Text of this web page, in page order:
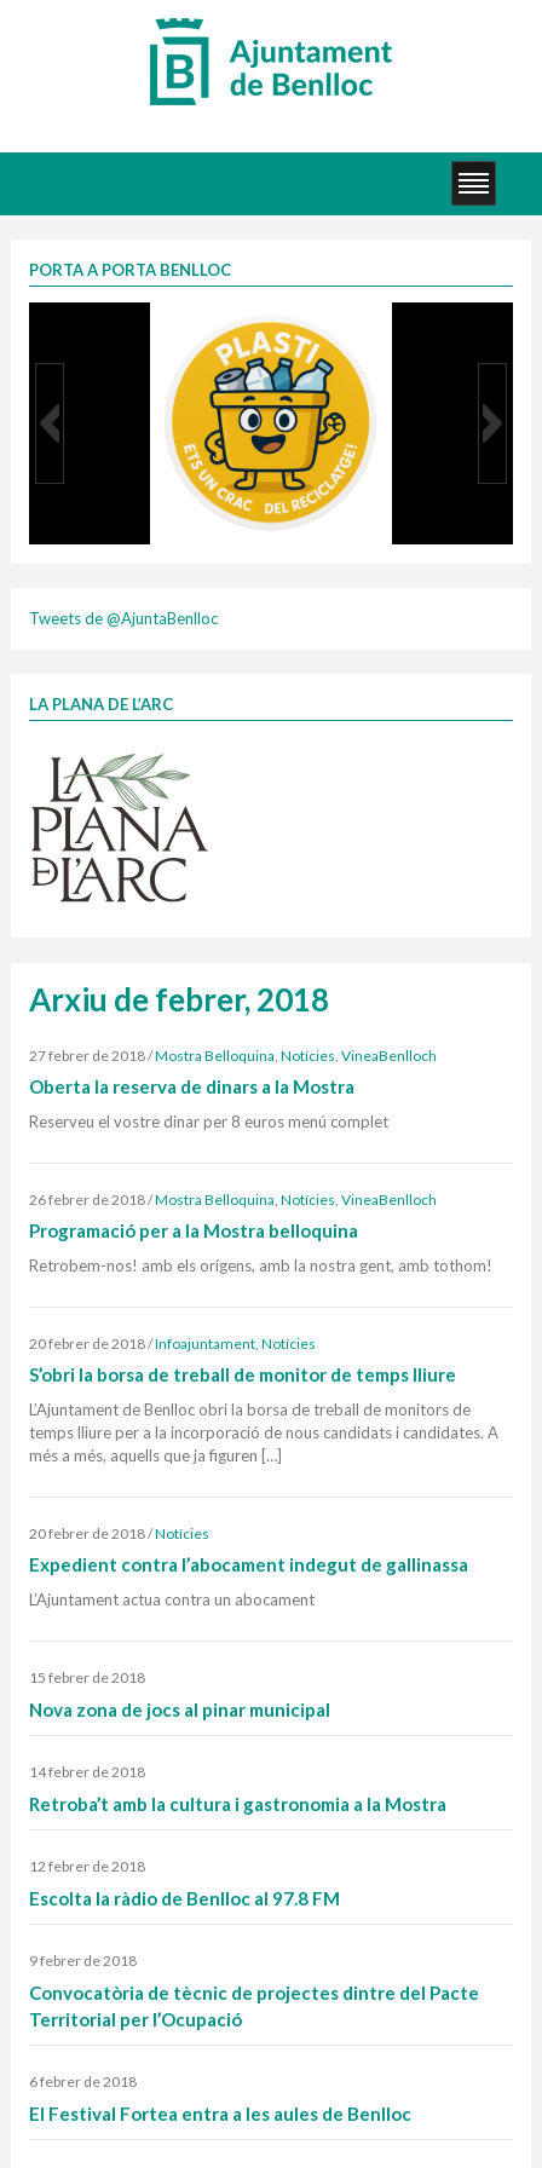
PORTA A PORTA BENLLOC
1 contenidors intel·ligents
Finançat per la Unió Europea – NextGenerationEU
Tweets de @AjuntaBenlloc
LA PLANA DE L’ARC
Arxiu de febrer, 2018
27 febrer de 2018/Mostra Belloquina, Notícies, VineaBenlloch
Oberta la reserva de dinars a la Mostra
Reserveu el vostre dinar per 8 euros menú complet
26 febrer de 2018/Mostra Belloquina, Notícies, VineaBenlloch
Programació per a la Mostra belloquina
Retrobem-nos! amb els orígens, amb la nostra gent, amb tothom!
20 febrer de 2018/Infoajuntament, Notícies
S’obri la borsa de treball de monitor de temps lliure
L’Ajuntament de Benlloc obri la borsa de treball de monitors de
temps lliure per a la incorporació de nous candidats i candidates. A
més a més, aquells que ja figuren […]
20 febrer de 2018/Notícies
Expedient contra l’abocament indegut de gallinassa
L’Ajuntament actua contra un abocament
15 febrer de 2018
Nova zona de jocs al pinar municipal
14 febrer de 2018
Retroba’t amb la cultura i gastronomia a la Mostra
12 febrer de 2018
Escolta la ràdio de Benlloc al 97.8 FM
9 febrer de 2018
Convocatòria de tècnic de projectes dintre del Pacte
Territorial per l’Ocupació
6 febrer de 2018
El Festival Fortea entra a les aules de Benlloc